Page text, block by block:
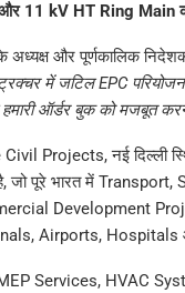
और 11 kV HT Ring Main
अध्यक्ष और पूर्णकालिक
में जटिल EPC
ऑर्डर बुक को मजबूत
Civil Projects, नई दिल्ली
जो पूरे भारत में
Development
Airports, Hospitals
Services, HVAC